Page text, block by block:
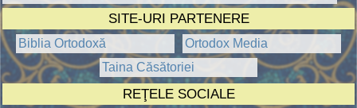
SITE-URI PARTENERE
Biblia Ortodoxă
Ortodox Media
Taina Căsătoriei
REŢELE SOCIALE